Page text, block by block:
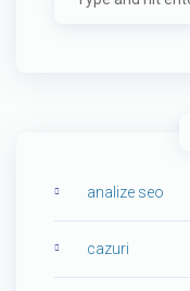
analize seo
cazuri